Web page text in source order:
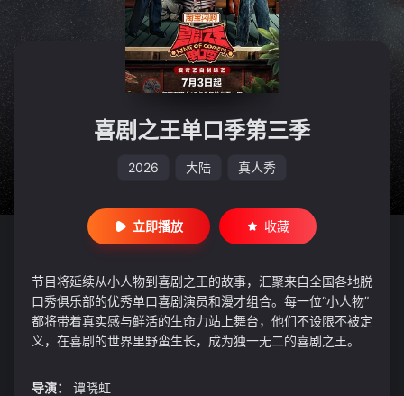
暂无观看影片的记录
喜剧之王单口季第三季
2026 大陆 真人秀
立即播放 收藏
节目将延续从小人物到喜剧之王的故事，汇聚来自全国各地脱
口秀俱乐部的优秀单口喜剧演员和漫才组合。每一位“小人物”
都将带着真实感与鲜活的生命力站上舞台，他们不设限不被定
义，在喜剧的世界里野蛮生长，成为独一无二的喜剧之王。
导演：
谭晓虹